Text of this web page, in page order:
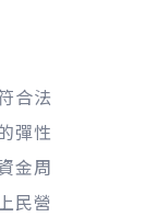
合法
彈性
金周
民營